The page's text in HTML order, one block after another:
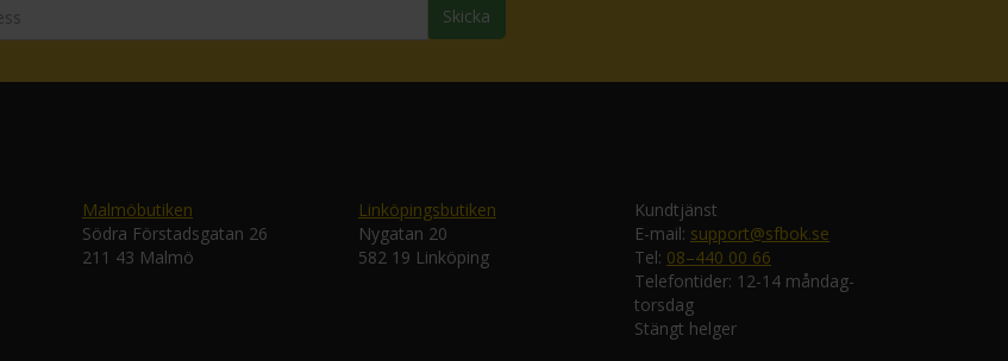
Skicka
Malmöbutiken
Södra Förstadsgatan 26
211 43 Malmö
Linköpingsbutiken
Nygatan 20
582 19 Linköping
Kundtjänst
E-mail: support@sfbok.se
Tel: 08–440 00 66
Telefontider: 12-14 måndag-
torsdag
Stängt helger